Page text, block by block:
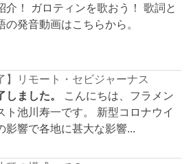
介！ ガロティンを歌おう！ 歌詞と
の発音動画はこちらから。
】リモート・セビジャーナス
ました。
こんにちは、フラメン
ト池川寿一です。 新型コロナウイ
影響で各地に甚大な影響...